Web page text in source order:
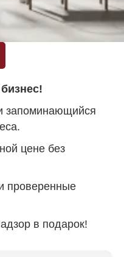
запоминающийся
цене без
проверенные
в подарок!